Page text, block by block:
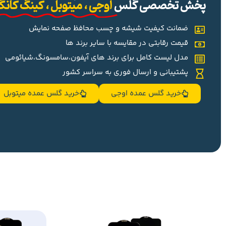
پخش تخصصی گلساوجی ، میتوبل ، کینگ
ضمانت کیفیت شیشه و چسب محافظ صفحه نمایش
قیمت رقابتی در مقایسه با سایر برند ها
مدل لیست کامل برای برند های آیفون،سامسونگ،شیائومی
پشتیبانی و ارسال فوری به سراسر کشور
خرید گلس عمده اوجی
خرید گلس عمده میتوبل